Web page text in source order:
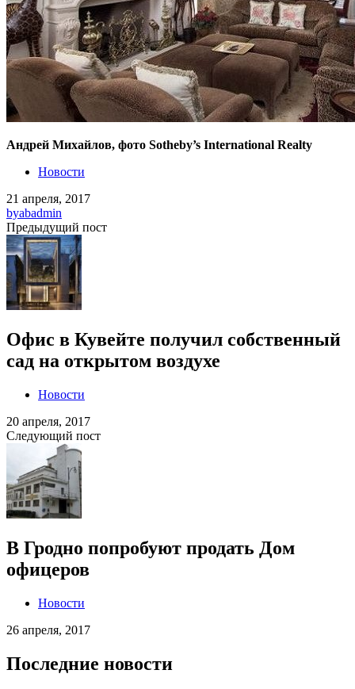
Андрей Михайлов, фото Sotheby’s International Realty
Новости
21 апреля, 2017
byabadmin
Предыдущий пост
Офис в Кувейте получил собственный
сад на открытом воздухе
Новости
20 апреля, 2017
Следующий пост
В Гродно попробуют продать Дом
офицеров
Новости
26 апреля, 2017
Последние новости